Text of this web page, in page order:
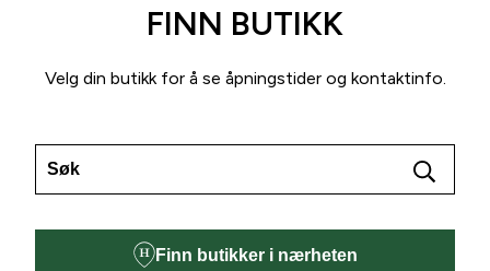
FINN BUTIKK
Velg din butikk for å se åpningstider og kontaktinfo.
Finn butikker i nærheten